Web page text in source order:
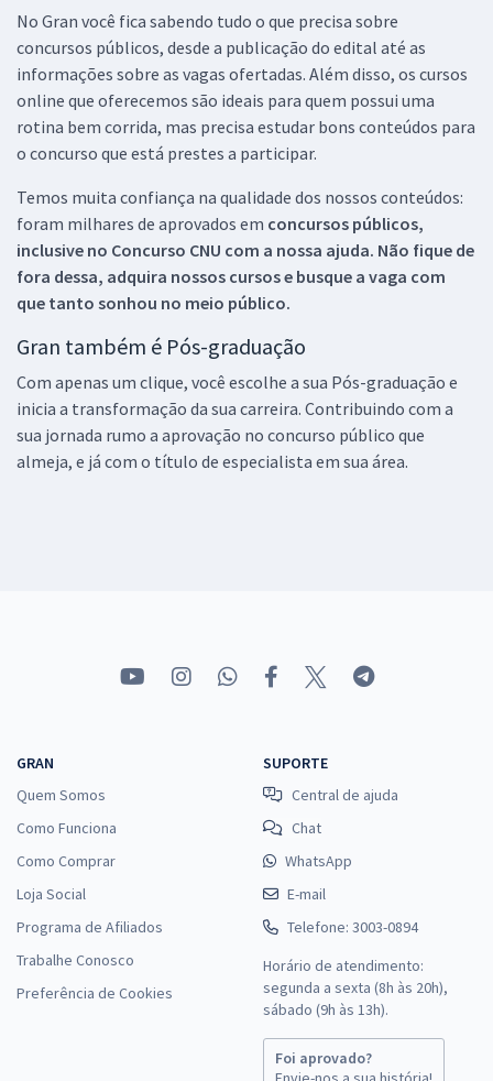
No Gran você fica sabendo tudo o que precisa sobre
concursos públicos, desde a publicação do edital até as
informações sobre as vagas ofertadas. Além disso, os cursos
online que oferecemos são ideais para quem possui uma
rotina bem corrida, mas precisa estudar bons conteúdos para
o concurso que está prestes a participar.
Temos muita confiança na qualidade dos nossos conteúdos:
foram milhares de aprovados em concursos públicos,
inclusive no Concurso CNU com a nossa ajuda. Não fique de
fora dessa, adquira nossos cursos e busque a vaga com
que tanto sonhou no meio público.
Gran também é Pós-graduação
Com apenas um clique, você escolhe a sua Pós-graduação e
inicia a transformação da sua carreira. Contribuindo com a
sua jornada rumo a aprovação no concurso público que
almeja, e já com o título de especialista em sua área.
GRAN
Quem Somos
Como Funciona
Como Comprar
Loja Social
Programa de Afiliados
Trabalhe Conosco
Preferência de Cookies
SUPORTE
Central de ajuda
Chat
WhatsApp
E-mail
Telefone: 3003-0894
Horário de atendimento:
segunda a sexta (8h às 20h),
sábado (9h às 13h).
Foi aprovado?